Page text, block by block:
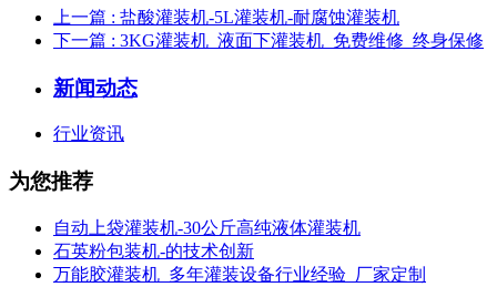
上一篇 : 盐酸灌装机-5L灌装机-耐腐蚀灌装机
下一篇 : 3KG灌装机_液面下灌装机_免费维修_终身保修
新闻动态
行业资讯
为您推荐
自动上袋灌装机-30公斤高纯液体灌装机
石英粉包装机-的技术创新
万能胶灌装机_多年灌装设备行业经验_厂家定制